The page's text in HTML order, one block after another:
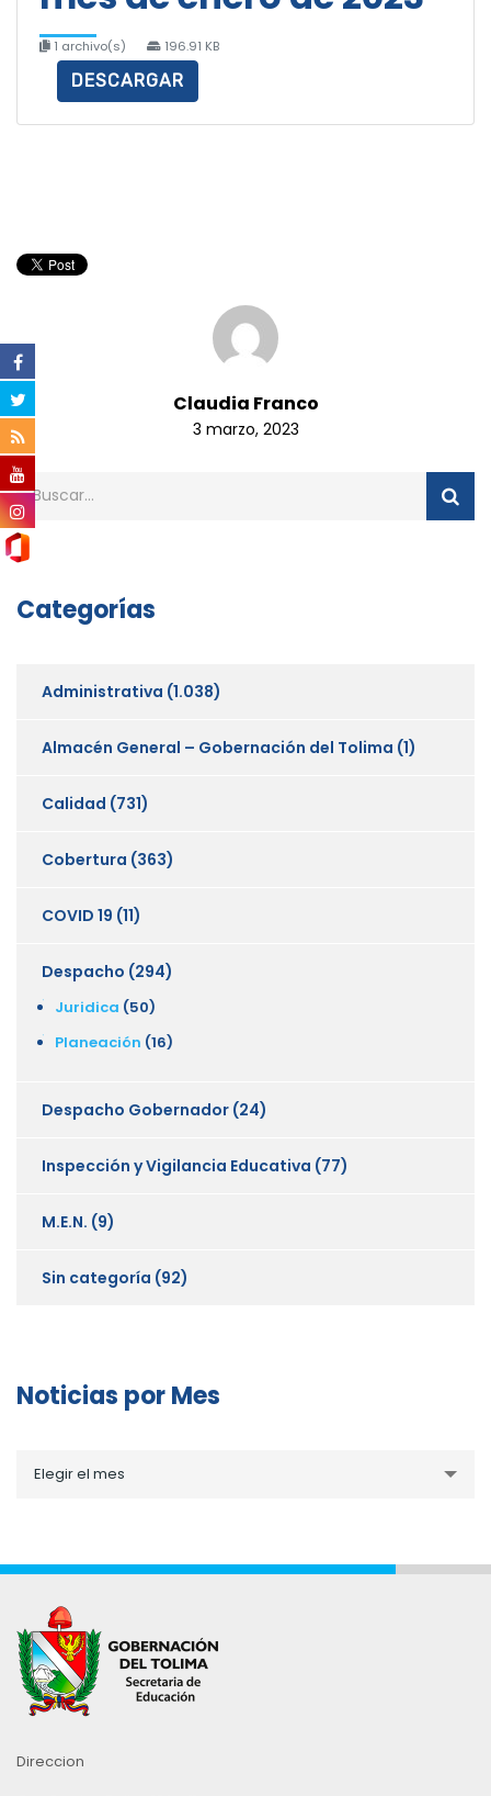
1 archivo(s) 196.91 KB
DESCARGAR
Claudia Franco
3 marzo, 2023
Categorías
Administrativa (1.038)
Almacén General – Gobernación del Tolima (1)
Calidad (731)
Cobertura (363)
COVID 19 (11)
Despacho (294)
Juridica (50)
Planeación (16)
Despacho Gobernador (24)
Inspección y Vigilancia Educativa (77)
M.E.N. (9)
Sin categoría (92)
Noticias por Mes
porElegir el mes
Direccion